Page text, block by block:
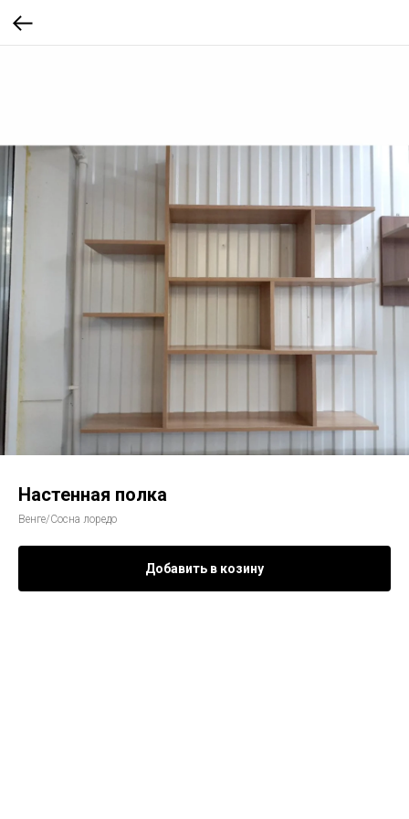
Настенная полка
Венге/Сосна лоредо
Добавить в козину